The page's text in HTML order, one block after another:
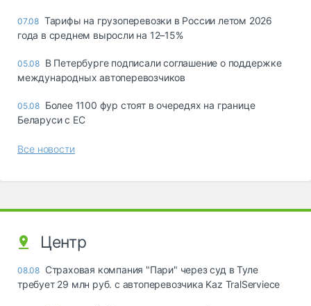
07.08 Тарифы на грузоперевозки в России летом 2026
года в среднем выросли на 12–15%
05.08 В Петербурге подписали соглашение о поддержке
международных автоперевозчиков
05.08 Более 1100 фур стоят в очередях на границе
Беларуси с ЕС
Все новости
Центр
08.08 Страховая компания "Пари" через суд в Туле
требует 29 млн руб. с автоперевозчика Kaz TralServiece